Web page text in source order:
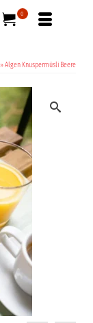
0
»Algen Knuspermüsli Beere